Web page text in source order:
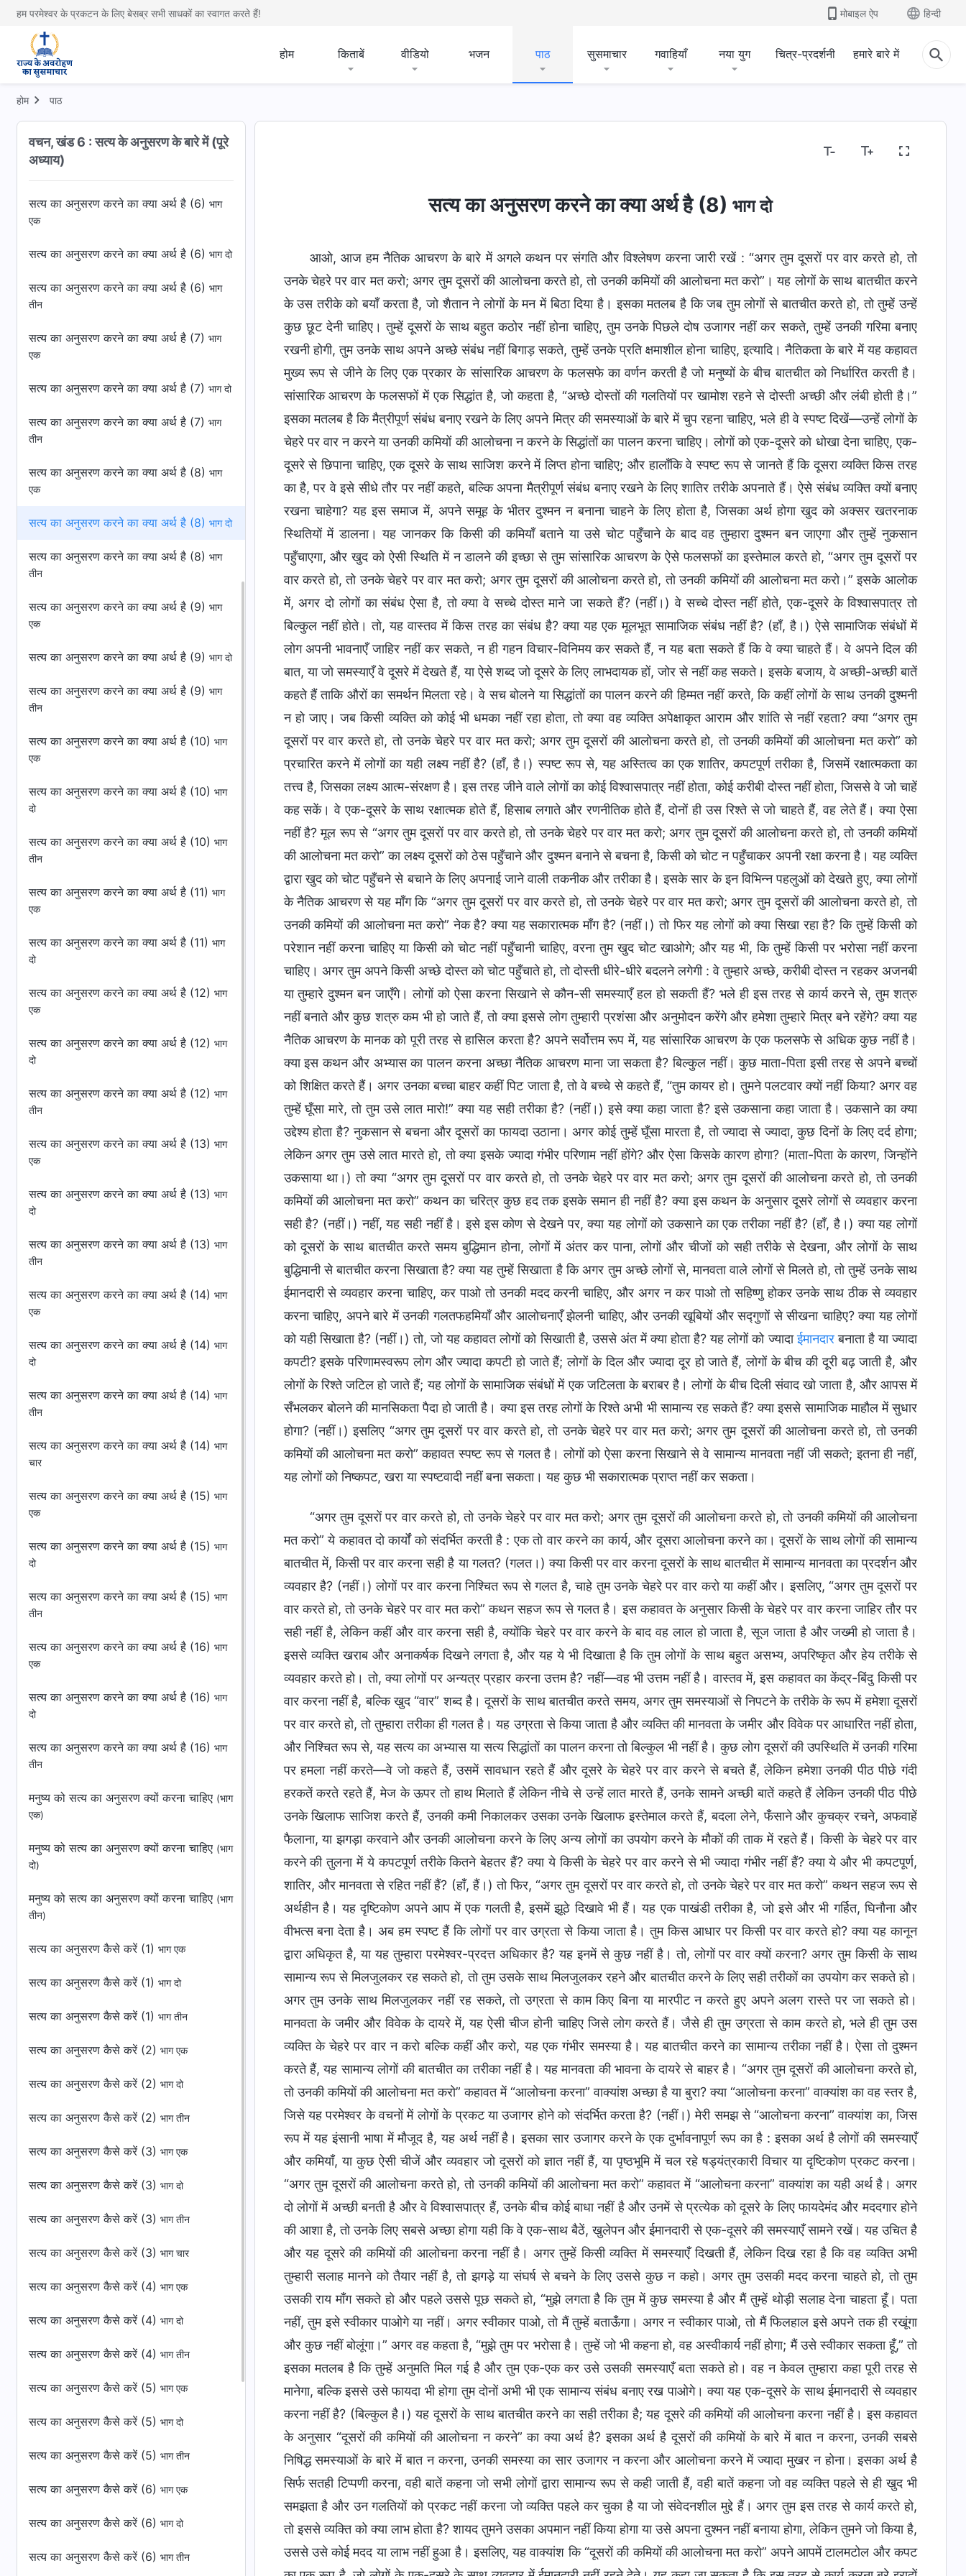
हम परमेश्वर के प्रकटन के लिए बेसब्र सभी साधकों का स्वागत करते हैं! मोबाइल ऐप हिन्दी
होम किताबें वीडियो भजन पाठ सुसमाचार गवाहियाँ नया युग चित्र-प्रदर्शनी हमारे बारे में
होम पाठ
वचन, खंड 6 : सत्य के अनुसरण के बारे में (पूरे
अध्याय)
सत्य का अनुसरण करने का क्या अर्थ है (4)भाग
तीन
सत्य का अनुसरण करने का क्या अर्थ है (5)
सत्य का अनुसरण करने का क्या अर्थ है (5)भाग दो
सत्य का अनुसरण करने का क्या अर्थ है (5)
सत्य का अनुसरण करने का क्या अर्थ है (6) भाग
एक
सत्य का अनुसरण करने का क्या अर्थ है (6) भाग दो
सत्य का अनुसरण करने का क्या अर्थ है (6) भाग
तीन
सत्य का अनुसरण करने का क्या अर्थ है (7) भाग
एक
सत्य का अनुसरण करने का क्या अर्थ है (7) भाग दो
सत्य का अनुसरण करने का क्या अर्थ है (7) भाग
तीन
सत्य का अनुसरण करने का क्या अर्थ है (8) भाग
एक
सत्य का अनुसरण करने का क्या अर्थ है (8) भाग दो
सत्य का अनुसरण करने का क्या अर्थ है (8) भाग
तीन
सत्य का अनुसरण करने का क्या अर्थ है (9) भाग
एक
सत्य का अनुसरण करने का क्या अर्थ है (9) भाग दो
सत्य का अनुसरण करने का क्या अर्थ है (9) भाग
तीन
सत्य का अनुसरण करने का क्या अर्थ है (10) भाग
एक
सत्य का अनुसरण करने का क्या अर्थ है (10) भाग
दो
सत्य का अनुसरण करने का क्या अर्थ है (10) भाग
तीन
सत्य का अनुसरण करने का क्या अर्थ है (11) भाग
एक
सत्य का अनुसरण करने का क्या अर्थ है (11) भाग
दो
सत्य का अनुसरण करने का क्या अर्थ है (12) भाग
एक
सत्य का अनुसरण करने का क्या अर्थ है (12) भाग
दो
सत्य का अनुसरण करने का क्या अर्थ है (12) भाग
तीन
सत्य का अनुसरण करने का क्या अर्थ है (13) भाग
एक
सत्य का अनुसरण करने का क्या अर्थ है (13) भाग
दो
सत्य का अनुसरण करने का क्या अर्थ है (13) भाग
तीन
सत्य का अनुसरण करने का क्या अर्थ है (14) भाग
एक
सत्य का अनुसरण करने का क्या अर्थ है (14) भाग
दो
सत्य का अनुसरण करने का क्या अर्थ है (14) भाग
तीन
सत्य का अनुसरण करने का क्या अर्थ है (14) भाग
चार
सत्य का अनुसरण करने का क्या अर्थ है (15) भाग
एक
सत्य का अनुसरण करने का क्या अर्थ है (15) भाग
दो
सत्य का अनुसरण करने का क्या अर्थ है (15) भाग
तीन
सत्य का अनुसरण करने का क्या अर्थ है (16) भाग
एक
सत्य का अनुसरण करने का क्या अर्थ है (16) भाग
दो
सत्य का अनुसरण करने का क्या अर्थ है (16) भाग
तीन
मनुष्य को सत्य का अनुसरण क्यों करना चाहिए (भाग
एक)
मनुष्य को सत्य का अनुसरण क्यों करना चाहिए (भाग
दो)
मनुष्य को सत्य का अनुसरण क्यों करना चाहिए (भाग
तीन)
सत्य का अनुसरण कैसे करें (1) भाग एक
सत्य का अनुसरण कैसे करें (1) भाग दो
सत्य का अनुसरण कैसे करें (1) भाग तीन
सत्य का अनुसरण कैसे करें (2) भाग एक
सत्य का अनुसरण कैसे करें (2) भाग दो
सत्य का अनुसरण कैसे करें (2) भाग तीन
सत्य का अनुसरण कैसे करें (3) भाग एक
सत्य का अनुसरण कैसे करें (3) भाग दो
सत्य का अनुसरण कैसे करें (3) भाग तीन
सत्य का अनुसरण कैसे करें (3) भाग चार
सत्य का अनुसरण कैसे करें (4) भाग एक
सत्य का अनुसरण कैसे करें (4) भाग दो
सत्य का अनुसरण कैसे करें (4) भाग तीन
सत्य का अनुसरण कैसे करें (5) भाग एक
सत्य का अनुसरण कैसे करें (5) भाग दो
सत्य का अनुसरण कैसे करें (5) भाग तीन
सत्य का अनुसरण कैसे करें (6) भाग एक
सत्य का अनुसरण कैसे करें (6) भाग दो
सत्य का अनुसरण कैसे करें (6) भाग तीन
सत्य का अनुसरण करने का क्या अर्थ है (8)भाग दो
आओ, आज हम नैतिक आचरण के बारे में अगले कथन पर संगति और विश्लेषण करना जारी रखें : “अगर तुम दूसरों पर वार करते हो, तो
उनके चेहरे पर वार मत करो; अगर तुम दूसरों की आलोचना करते हो, तो उनकी कमियों की आलोचना मत करो”। यह लोगों के साथ बातचीत करने
के उस तरीके को बयाँ करता है, जो शैतान ने लोगों के मन में बिठा दिया है। इसका मतलब है कि जब तुम लोगों से बातचीत करते हो, तो तुम्हें उन्हें
कुछ छूट देनी चाहिए। तुम्हें दूसरों के साथ बहुत कठोर नहीं होना चाहिए, तुम उनके पिछले दोष उजागर नहीं कर सकते, तुम्हें उनकी गरिमा बनाए
रखनी होगी, तुम उनके साथ अपने अच्छे संबंध नहीं बिगाड़ सकते, तुम्हें उनके प्रति क्षमाशील होना चाहिए, इत्यादि। नैतिकता के बारे में यह कहावत
मुख्य रूप से जीने के लिए एक प्रकार के सांसारिक आचरण के फलसफे का वर्णन करती है जो मनुष्यों के बीच बातचीत को निर्धारित करती है।
सांसारिक आचरण के फलसफों में एक सिद्धांत है, जो कहता है, “अच्छे दोस्तों की गलतियों पर खामोश रहने से दोस्ती अच्छी और लंबी होती है।”
इसका मतलब है कि मैत्रीपूर्ण संबंध बनाए रखने के लिए अपने मित्र की समस्याओं के बारे में चुप रहना चाहिए, भले ही वे स्पष्ट दिखें—उन्हें लोगों के
चेहरे पर वार न करने या उनकी कमियों की आलोचना न करने के सिद्धांतों का पालन करना चाहिए। लोगों को एक-दूसरे को धोखा देना चाहिए, एक-
दूसरे से छिपाना चाहिए, एक दूसरे के साथ साजिश करने में लिप्त होना चाहिए; और हालाँकि वे स्पष्ट रूप से जानते हैं कि दूसरा व्यक्ति किस तरह
का है, पर वे इसे सीधे तौर पर नहीं कहते, बल्कि अपना मैत्रीपूर्ण संबंध बनाए रखने के लिए शातिर तरीके अपनाते हैं। ऐसे संबंध व्यक्ति क्यों बनाए
रखना चाहेगा? यह इस समाज में, अपने समूह के भीतर दुश्मन न बनाना चाहने के लिए होता है, जिसका अर्थ होगा खुद को अक्सर खतरनाक
स्थितियों में डालना। यह जानकर कि किसी की कमियाँ बताने या उसे चोट पहुँचाने के बाद वह तुम्हारा दुश्मन बन जाएगा और तुम्हें नुकसान
पहुँचाएगा, और खुद को ऐसी स्थिति में न डालने की इच्छा से तुम सांसारिक आचरण के ऐसे फलसफों का इस्तेमाल करते हो, “अगर तुम दूसरों पर
वार करते हो, तो उनके चेहरे पर वार मत करो; अगर तुम दूसरों की आलोचना करते हो, तो उनकी कमियों की आलोचना मत करो।” इसके आलोक
में, अगर दो लोगों का संबंध ऐसा है, तो क्या वे सच्चे दोस्त माने जा सकते हैं? (नहीं।) वे सच्चे दोस्त नहीं होते, एक-दूसरे के विश्वासपात्र तो
बिल्कुल नहीं होते। तो, यह वास्तव में किस तरह का संबंध है? क्या यह एक मूलभूत सामाजिक संबंध नहीं है? (हाँ, है।) ऐसे सामाजिक संबंधों में
लोग अपनी भावनाएँ जाहिर नहीं कर सकते, न ही गहन विचार-विनिमय कर सकते हैं, न यह बता सकते हैं कि वे क्या चाहते हैं। वे अपने दिल की
बात, या जो समस्याएँ वे दूसरे में देखते हैं, या ऐसे शब्द जो दूसरे के लिए लाभदायक हों, जोर से नहीं कह सकते। इसके बजाय, वे अच्छी-अच्छी बातें
कहते हैं ताकि औरों का समर्थन मिलता रहे। वे सच बोलने या सिद्धांतों का पालन करने की हिम्मत नहीं करते, कि कहीं लोगों के साथ उनकी दुश्मनी
न हो जाए। जब किसी व्यक्ति को कोई भी धमका नहीं रहा होता, तो क्या वह व्यक्ति अपेक्षाकृत आराम और शांति से नहीं रहता? क्या “अगर तुम
दूसरों पर वार करते हो, तो उनके चेहरे पर वार मत करो; अगर तुम दूसरों की आलोचना करते हो, तो उनकी कमियों की आलोचना मत करो” को
प्रचारित करने में लोगों का यही लक्ष्य नहीं है? (हाँ, है।) स्पष्ट रूप से, यह अस्तित्व का एक शातिर, कपटपूर्ण तरीका है, जिसमें रक्षात्मकता का
तत्त्व है, जिसका लक्ष्य आत्म-संरक्षण है। इस तरह जीने वाले लोगों का कोई विश्वासपात्र नहीं होता, कोई करीबी दोस्त नहीं होता, जिससे वे जो चाहें
कह सकें। वे एक-दूसरे के साथ रक्षात्मक होते हैं, हिसाब लगाते और रणनीतिक होते हैं, दोनों ही उस रिश्ते से जो चाहते हैं, वह लेते हैं। क्या ऐसा
नहीं है? मूल रूप से “अगर तुम दूसरों पर वार करते हो, तो उनके चेहरे पर वार मत करो; अगर तुम दूसरों की आलोचना करते हो, तो उनकी कमियों
की आलोचना मत करो” का लक्ष्य दूसरों को ठेस पहुँचाने और दुश्मन बनाने से बचना है, किसी को चोट न पहुँचाकर अपनी रक्षा करना है। यह व्यक्ति
द्वारा खुद को चोट पहुँचने से बचाने के लिए अपनाई जाने वाली तकनीक और तरीका है। इसके सार के इन विभिन्न पहलुओं को देखते हुए, क्या लोगों
के नैतिक आचरण से यह माँग कि “अगर तुम दूसरों पर वार करते हो, तो उनके चेहरे पर वार मत करो; अगर तुम दूसरों की आलोचना करते हो, तो
उनकी कमियों की आलोचना मत करो” नेक है? क्या यह सकारात्मक माँग है? (नहीं।) तो फिर यह लोगों को क्या सिखा रहा है? कि तुम्हें किसी को
परेशान नहीं करना चाहिए या किसी को चोट नहीं पहुँचानी चाहिए, वरना तुम खुद चोट खाओगे; और यह भी, कि तुम्हें किसी पर भरोसा नहीं करना
चाहिए। अगर तुम अपने किसी अच्छे दोस्त को चोट पहुँचाते हो, तो दोस्ती धीरे-धीरे बदलने लगेगी : वे तुम्हारे अच्छे, करीबी दोस्त न रहकर अजनबी
या तुम्हारे दुश्मन बन जाएँगे। लोगों को ऐसा करना सिखाने से कौन-सी समस्याएँ हल हो सकती हैं? भले ही इस तरह से कार्य करने से, तुम शत्रु
नहीं बनाते और कुछ शत्रु कम भी हो जाते हैं, तो क्या इससे लोग तुम्हारी प्रशंसा और अनुमोदन करेंगे और हमेशा तुम्हारे मित्र बने रहेंगे? क्या यह
नैतिक आचरण के मानक को पूरी तरह से हासिल करता है? अपने सर्वोत्तम रूप में, यह सांसारिक आचरण के एक फलसफे से अधिक कुछ नहीं है।
क्या इस कथन और अभ्यास का पालन करना अच्छा नैतिक आचरण माना जा सकता है? बिल्कुल नहीं। कुछ माता-पिता इसी तरह से अपने बच्चों
को शिक्षित करते हैं। अगर उनका बच्चा बाहर कहीं पिट जाता है, तो वे बच्चे से कहते हैं, “तुम कायर हो। तुमने पलटवार क्यों नहीं किया? अगर वह
तुम्हें घूँसा मारे, तो तुम उसे लात मारो!” क्या यह सही तरीका है? (नहीं।) इसे क्या कहा जाता है? इसे उकसाना कहा जाता है। उकसाने का क्या
उद्देश्य होता है? नुकसान से बचना और दूसरों का फायदा उठाना। अगर कोई तुम्हें घूँसा मारता है, तो ज्यादा से ज्यादा, कुछ दिनों के लिए दर्द होगा;
लेकिन अगर तुम उसे लात मारते हो, तो क्या इसके ज्यादा गंभीर परिणाम नहीं होंगे? और ऐसा किसके कारण होगा? (माता-पिता के कारण, जिन्होंने
उकसाया था।) तो क्या “अगर तुम दूसरों पर वार करते हो, तो उनके चेहरे पर वार मत करो; अगर तुम दूसरों की आलोचना करते हो, तो उनकी
कमियों की आलोचना मत करो” कथन का चरित्र कुछ हद तक इसके समान ही नहीं है? क्या इस कथन के अनुसार दूसरे लोगों से व्यवहार करना
सही है? (नहीं।) नहीं, यह सही नहीं है। इसे इस कोण से देखने पर, क्या यह लोगों को उकसाने का एक तरीका नहीं है? (हाँ, है।) क्या यह लोगों
को दूसरों के साथ बातचीत करते समय बुद्धिमान होना, लोगों में अंतर कर पाना, लोगों और चीजों को सही तरीके से देखना, और लोगों के साथ
बुद्धिमानी से बातचीत करना सिखाता है? क्या यह तुम्हें सिखाता है कि अगर तुम अच्छे लोगों से, मानवता वाले लोगों से मिलते हो, तो तुम्हें उनके साथ
ईमानदारी से व्यवहार करना चाहिए, कर पाओ तो उनकी मदद करनी चाहिए, और अगर न कर पाओ तो सहिष्णु होकर उनके साथ ठीक से व्यवहार
करना चाहिए, अपने बारे में उनकी गलतफहमियाँ और आलोचनाएँ झेलनी चाहिए, और उनकी खूबियों और सद्गुणों से सीखना चाहिए? क्या यह लोगों
को यही सिखाता है? (नहीं।) तो, जो यह कहावत लोगों को सिखाती है, उससे अंत में क्या होता है? यह लोगों को ज्यादाईमानदारबनाता है या ज्यादा
कपटी? इसके परिणामस्वरूप लोग और ज्यादा कपटी हो जाते हैं; लोगों के दिल और ज्यादा दूर हो जाते हैं, लोगों के बीच की दूरी बढ़ जाती है, और
लोगों के रिश्ते जटिल हो जाते हैं; यह लोगों के सामाजिक संबंधों में एक जटिलता के बराबर है। लोगों के बीच दिली संवाद खो जाता है, और आपस में
सँभलकर बोलने की मानसिकता पैदा हो जाती है। क्या इस तरह लोगों के रिश्ते अभी भी सामान्य रह सकते हैं? क्या इससे सामाजिक माहौल में सुधार
होगा? (नहीं।) इसलिए “अगर तुम दूसरों पर वार करते हो, तो उनके चेहरे पर वार मत करो; अगर तुम दूसरों की आलोचना करते हो, तो उनकी
कमियों की आलोचना मत करो” कहावत स्पष्ट रूप से गलत है। लोगों को ऐसा करना सिखाने से वे सामान्य मानवता नहीं जी सकते; इतना ही नहीं,
यह लोगों को निष्कपट, खरा या स्पष्टवादी नहीं बना सकता। यह कुछ भी सकारात्मक प्राप्त नहीं कर सकता।
“अगर तुम दूसरों पर वार करते हो, तो उनके चेहरे पर वार मत करो; अगर तुम दूसरों की आलोचना करते हो, तो उनकी कमियों की आलोचना मत करो” ये कहावत दो कार्यों को संदर्भित करती है : एक तो वार करने का कार्य, और दूसरा आलोचना करने का। दूसरों के साथ लोगों की सामान्य बातचीत में, किसी पर वार करना सही है या गलत? (गलत।) क्या किसी पर वार करना दूसरों के साथ बातचीत में सामान्य मानवता का प्रदर्शन और व्यवहार है? (नहीं।) लोगों पर वार करना निश्चित रूप से गलत है, चाहे तुम उनके चेहरे पर वार करो या कहीं और। इसलिए, “अगर तुम दूसरों पर वार करते हो, तो उनके चेहरे पर वार मत करो” कथन सहज रूप से गलत है। इस कहावत के अनुसार किसी के चेहरे पर वार करना जाहिर तौर पर सही नहीं है, लेकिन कहीं और वार करना सही है, क्योंकि चेहरे पर वार करने के बाद वह लाल हो जाता है, सूज जाता है और जख्मी हो जाता है। इससे व्यक्ति खराब और अनाकर्षक दिखने लगता है, और यह ये भी दिखाता है कि तुम लोगों के साथ बहुत असभ्य, अपरिष्कृत और हेय तरीके से व्यवहार करते हो। तो, क्या लोगों पर अन्यत्र प्रहार करना उत्तम है? नहीं—वह भी उत्तम नहीं है। वास्तव में, इस कहावत का केंद्र-बिंदु किसी पर वार करना नहीं है, बल्कि खुद “वार” शब्द है। दूसरों के साथ बातचीत करते समय, अगर तुम समस्याओं से निपटने के तरीके के रूप में हमेशा दूसरों पर वार करते हो, तो तुम्हारा तरीका ही गलत है। यह उग्रता से किया जाता है और व्यक्ति की मानवता के जमीर और विवेक पर आधारित नहीं होता, और निश्चित रूप से, यह सत्य का अभ्यास या सत्य सिद्धांतों का पालन करना तो बिल्कुल भी नहीं है। कुछ लोग दूसरों की उपस्थिति में उनकी गरिमा पर हमला नहीं करते—वे जो कहते हैं, उसमें सावधान रहते हैं और दूसरे के चेहरे पर वार करने से बचते हैं, लेकिन हमेशा उनकी पीठ पीछे गंदी हरकतें करते रहते हैं, मेज के ऊपर तो हाथ मिलाते हैं लेकिन नीचे से उन्हें लात मारते हैं, उनके सामने अच्छी बातें कहते हैं लेकिन उनकी पीठ पीछे उनके खिलाफ साजिश करते हैं, उनकी कमी निकालकर उसका उनके खिलाफ इस्तेमाल करते हैं, बदला लेने, फँसाने और कुचक्र रचने, अफवाहें फैलाना, या झगड़ा करवाने और उनकी आलोचना करने के लिए अन्य लोगों का उपयोग करने के मौकों की ताक में रहते हैं। किसी के चेहरे पर वार करने की तुलना में ये कपटपूर्ण तरीके कितने बेहतर हैं? क्या ये किसी के चेहरे पर वार करने से भी ज्यादा गंभीर नहीं हैं? क्या ये और भी कपटपूर्ण, शातिर, और मानवता से रहित नहीं हैं? (हाँ, हैं।) तो फिर, “अगर तुम दूसरों पर वार करते हो, तो उनके चेहरे पर वार मत करो” कथन सहज रूप से अर्थहीन है। यह दृष्टिकोण अपने आप में एक गलती है, इसमें झूठे दिखावे भी हैं। यह एक पाखंडी तरीका है, जो इसे और भी गर्हित, घिनौना और वीभत्स बना देता है। अब हम स्पष्ट हैं कि लोगों पर वार उग्रता से किया जाता है। तुम किस आधार पर किसी पर वार करते हो? क्या यह कानून द्वारा अधिकृत है, या यह तुम्हारा परमेश्वर-प्रदत्त अधिकार है? यह इनमें से कुछ नहीं है। तो, लोगों पर वार क्यों करना? अगर तुम किसी के साथ सामान्य रूप से मिलजुलकर रह सकते हो, तो तुम उसके साथ मिलजुलकर रहने और बातचीत करने के लिए सही तरीकों का उपयोग कर सकते हो। अगर तुम उनके साथ मिलजुलकर नहीं रह सकते, तो उग्रता से काम किए बिना या मारपीट न करते हुए अपने अलग रास्ते पर जा सकते हो। मानवता के जमीर और विवेक के दायरे में, यह ऐसी चीज होनी चाहिए जिसे लोग करते हैं। जैसे ही तुम उग्रता से काम करते हो, भले ही तुम उस व्यक्ति के चेहरे पर वार न करो बल्कि कहीं और करो, यह एक गंभीर समस्या है। यह बातचीत करने का सामान्य तरीका नहीं है। ऐसा तो दुश्मन करते हैं, यह सामान्य लोगों की बातचीत का तरीका नहीं है। यह मानवता की भावना के दायरे से बाहर है। “अगर तुम दूसरों की आलोचना करते हो, तो उनकी कमियों की आलोचना मत करो” कहावत में “आलोचना करना” वाक्यांश अच्छा है या बुरा? क्या “आलोचना करना” वाक्यांश का वह स्तर है, जिसे यह परमेश्वर के वचनों में लोगों के प्रकट या उजागर होने को संदर्भित करता है? (नहीं।) मेरी समझ से “आलोचना करना” वाक्यांश का, जिस रूप में यह इंसानी भाषा में मौजूद है, यह अर्थ नहीं है। इसका सार उजागर करने के एक दुर्भावनापूर्ण रूप का है : इसका अर्थ है लोगों की समस्याएँ और कमियाँ, या कुछ ऐसी चीजें और व्यवहार जो दूसरों को ज्ञात नहीं हैं, या पृष्ठभूमि में चल रहे षड्यंत्रकारी विचार या दृष्टिकोण प्रकट करना। “अगर तुम दूसरों की आलोचना करते हो, तो उनकी कमियों की आलोचना मत करो” कहावत में “आलोचना करना” वाक्यांश का यही अर्थ है। अगर दो लोगों में अच्छी बनती है और वे विश्वासपात्र हैं, उनके बीच कोई बाधा नहीं है और उनमें से प्रत्येक को दूसरे के लिए फायदेमंद और मददगार होने की आशा है, तो उनके लिए सबसे अच्छा होगा यही कि वे एक-साथ बैठें, खुलेपन और ईमानदारी से एक-दूसरे की समस्याएँ सामने रखें। यह उचित है और यह दूसरे की कमियों की आलोचना करना नहीं है। अगर तुम्हें किसी व्यक्ति में समस्याएँ दिखती हैं, लेकिन दिख रहा है कि वह व्यक्ति अभी तुम्हारी सलाह मानने को तैयार नहीं है, तो झगड़े या संघर्ष से बचने के लिए उससे कुछ न कहो। अगर तुम उसकी मदद करना चाहते हो, तो तुम उसकी राय माँग सकते हो और पहले उससे पूछ सकते हो, “मुझे लगता है कि तुम में कुछ समस्या है और मैं तुम्हें थोड़ी सलाह देना चाहता हूँ। पता नहीं, तुम इसे स्वीकार पाओगे या नहीं। अगर स्वीकार पाओ, तो मैं तुम्हें बताऊँगा। अगर न स्वीकार पाओ, तो मैं फिलहाल इसे अपने तक ही रखूंगा और कुछ नहीं बोलूंगा।” अगर वह कहता है, “मुझे तुम पर भरोसा है। तुम्हें जो भी कहना हो, वह अस्वीकार्य नहीं होगा; मैं उसे स्वीकार सकता हूँ,” तो इसका मतलब है कि तुम्हें अनुमति मिल गई है और तुम एक-एक कर उसे उसकी समस्याएँ बता सकते हो। वह न केवल तुम्हारा कहा पूरी तरह से मानेगा, बल्कि इससे उसे फायदा भी होगा तुम दोनों अभी भी एक सामान्य संबंध बनाए रख पाओगे। क्या यह एक-दूसरे के साथ ईमानदारी से व्यवहार करना नहीं है? (बिल्कुल है।) यह दूसरों के साथ बातचीत करने का सही तरीका है; यह दूसरे की कमियों की आलोचना करना नहीं है। इस कहावत के अनुसार “दूसरों की कमियों की आलोचना न करने” का क्या अर्थ है? इसका अर्थ है दूसरों की कमियों के बारे में बात न करना, उनकी सबसे निषिद्ध समस्याओं के बारे में बात न करना, उनकी समस्या का सार उजागर न करना और आलोचना करने में ज्यादा मुखर न होना। इसका अर्थ है सिर्फ सतही टिप्पणी करना, वही बातें कहना जो सभी लोगों द्वारा सामान्य रूप से कही जाती हैं, वही बातें कहना जो वह व्यक्ति पहले से ही खुद भी समझता है और उन गलतियों को प्रकट नहीं करना जो व्यक्ति पहले कर चुका है या जो संवेदनशील मुद्दे हैं। अगर तुम इस तरह से कार्य करते हो, तो इससे व्यक्ति को क्या लाभ होता है? शायद तुमने उसका अपमान नहीं किया होगा या उसे अपना दुश्मन नहीं बनाया होगा, लेकिन तुमने जो किया है, उससे उसे कोई मदद या लाभ नहीं हुआ है। इसलिए, यह वाक्यांश कि “दूसरों की कमियों की आलोचना मत करो” अपने आपमें टालमटोल और कपट का एक रूप है, जो लोगों के एक-दूसरे के साथ व्यवहार में ईमानदारी नहीं रहने देते। यह कहा जा सकता है कि इस तरह से कार्य करना बुरे इरादों को आश्रय देना है; यह दूसरों के साथ बातचीत करने का सही तरीका नहीं है। गैर-विश्वासी तो “अगर तुम दूसरों की आलोचना करते हो, तो उनकी कमियों की आलोचना मत करो” को ऐसे देखते हैं, जैसे उच्च आदर्शों वाले व्यक्ति को यही करना चाहिए। यह स्पष्ट रूप से दूसरों के साथ बातचीत करने का एक कपटपूर्ण तरीका है, जिसे लोग अपनी रक्षा के लिए अपनाते हैं; यह बातचीत का बिल्कुल भी उचित तरीका नहीं है। दूसरों की कमियों की आलोचना न करना अपने आप में कपट है, और दूसरों की कमियों की आलोचना करने में कोई गुप्त इरादा हो सकता है। किन परिस्थितियों में तुम आम तौर पर लोगों को एक-दूसरे की कमियों की आलोचना करते देख सकते हो? एक उदाहरण यह रहा : समाज में, अगर दो उम्मीदवार किसी पद पर चुने जाने के लिए अभियान चलाते हैं, तो वे एक-दूसरे की कमियाँ गिनाएँगे। एक कहेगा, “तुमने कुछ बुरा काम किया है, और तुमने बहुत पैसों का गबन किया,” और दूसरा कहेगा, “तुमने कई लोगों को नुकसान पहुँचाया है।” वे एक-दूसरे के बारे में ऐसी चीजें उजागर करते हैं। क्या यह दूसरों की कमियों की आलोचना करना नहीं है? (हाँ, है।) जो लोग राजनीतिक मंच पर एक-दूसरे की कमियों की आलोचना करते हैं, वे राजनीतिक विरोधी होते हैं, लेकिन जब आम लोग ऐसा करते हैं, तो वे दुश्मन होते हैं। सरल शब्दों में, कहा जा सकता है कि इन दोनों में बनती नहीं। जब भी वे मिलते हैं, बहस करना शुरू कर देते हैं, एक-दूसरे की कमियाँ गिनाने लगते हैं, एक-दूसरे की आलोचना और निंदा करते हैं, यहाँ तक कि तिल का ताड़ बना देते हैं और झूठे आरोप लगाते हैं। अगर दूसरे व्यक्ति के मामलों के बारे में कुछ भी संदिग्ध है, तो वे उसे उजागर करेंगे और उसके लिए दूसरे व्यक्ति की निंदा करेंगे। अगर लोग एक-दूसरे के बारे में कई बातें कहते हैं, लेकिन दूसरों की कमियों की आलोचना नहीं करते, तो क्या यह कोई उत्कृष्ट चीज है? (नहीं।) यह उत्कृष्ट चीज नहीं है, लेकिन लोग फिर भी इस सिद्धांत को महान नैतिक आचरण समझकर इसकी प्रशंसा करते हैं, जो वास्तव में घृणित है! “अगर तुम दूसरों पर वार करते हो, तो उनके चेहरे पर वार मत करो; अगर तुम दूसरों की आलोचना करते हो, तो उनकी कमियों की आलोचना मत करो” कहावत अपने आप में किसी सकारात्मक चीज का समर्थन करने में विफल है। यह “दयालुता का बदला कृतज्ञतापूर्वक लौटाना चाहिए,” “बुराई का बदला भलाई से चुकाओ,” और “महिला को सच्चरित्र, दयालु, सौम्य और नैतिकतायुक्त होना चाहिए,” जैसी कहावतों से अलग है, जो कम से कम प्रशंसनीय नैतिक आचरण का समर्थन करती हैं। “अगर तुम दूसरों पर वार करते हो, तो उनके चेहरे पर वार मत करो; अगर तुम दूसरों की आलोचना करते हो, तो उनकी कमियों की आलोचना मत करो” उस नैतिक आचरण पर कथन है, जो नकारात्मक व्यवहार को उकसाता है और लोगों पर कोई सकारात्मक कार्य बिल्कुल नहीं करता। यह लोगों को यह नहीं बताता कि इस दुनिया में जीवन में आचरण करने के सही तरीके या सिद्धांत क्या हैं। यह ऐसी कोई जानकारी नहीं देता। यह बस इतना करता है कि लोगों से दूसरों के चेहरे पर वार न करने के लिए कहता है, मानो चेहरे के अलावा और कहीं भी वार करना ठीक हो। उन पर अन्यत्र जहाँ जी चाहे वार करो; चाहे उनके शरीर पर नील पड़ जाएँ, वे लुंज-पुंज हो जाएँ, बस उनकी साँस चलती रहे। और जब लोग एक-दूसरे से लड़ रहे होते हैं, जब दुश्मन या राजनीतिक विरोधी मिलते हैं, तो वे एक-दूसरे के बारे में जो चाहें कह सकते हैं, बस वे एक-दूसरे की कमियाँ न कहें। यह क्या तरीका है? क्या तुम लोग पहले इस कहावत को अनुमोदित नहीं करते थे? (हाँ।) मान लो, दो महिलाऐं विवाद में पड़ जाती हैं और बहस करने लगती हैं। उनमें से एक कहती है, “मुझे पता है, तुम्हारा पति तुम्हारे बच्चे का बाप नहीं है,” और दूसरी कहती है, “मुझे पता है, तुम्हारा पारिवारिक व्यवसाय पैसा बनाने के लिए क्या तरकीबें अपनाता है।” कुछ लोग उनके झगड़े की विषयवस्तु पर टिप्पणी करते हुए कहते हैं, “अगर तुम दूसरों पर वार करते हो, तो उनके चेहरे पर वार मत करो; अगर तुम दूसरों की आलोचना करते हो, तो उनकी कमियों की आलोचना मत करो। उन्हें एक-दूसरे की कुछ कमियाँ और आपराधिक रहस्य उभारते और तिल का ताड़ बनाते देखो। क्या क्षुद्र व्यवहार है! शराफत भी कितनी कम है। तुम कम से कम लोगों को थोड़ा सम्मान दिखा सकते हो, वरना वे भविष्य में कैसे अच्छा आचरण कर पाएँगे?” इस तरह की टिप्पणियाँ करना सही है या गलत? (यह गलत है।) क्या इसका थोड़ा-सा भी सकारात्मक प्रभाव है? क्या इसमें से कोई सत्य के जरा भी अनुरूप है? (नहीं।) ऐसी टिप्पणियाँ करने के लिए व्यक्ति में किस तरह के विचार और दृष्टिकोण होने चाहिए? क्या ऐसी टिप्पणियाँ किसी ऐसे व्यक्ति से आती हैं, ज